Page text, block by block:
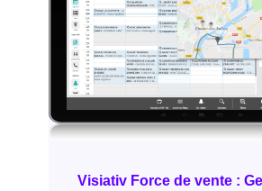
Visiativ Force de vente :